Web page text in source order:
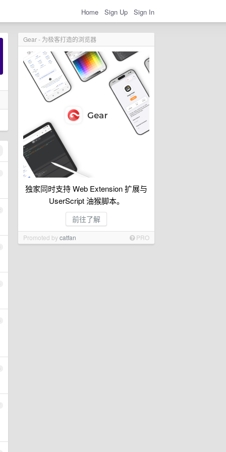
Home Sign Up Sign In
Gear - 为极客打造的浏览器
独家同时支持 Web Extension 扩展与
UserScript 油猴脚本。
前往了解
Promoted bycatfan PRO